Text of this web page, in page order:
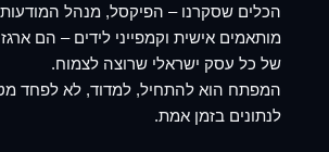
הכלים שסקרנו – הפיקסל, מנהל
מותאמים אישית וקמפייני לידים – הם
של כל עסק ישראלי שרוצה לצמוח.
המפתח הוא להתחיל, למדוד, לא לפחד
לנתונים בזמן אמת.